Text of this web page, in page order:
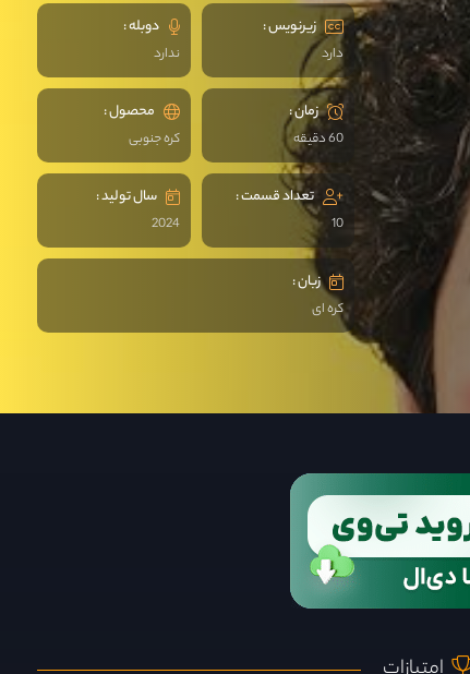
زیرنویس :
دارد
دوبله :
ندارد
زمان :
60 دقیقه
محصول :
کره جنوبی
تعداد قسمت :
10
سال تولید :
2024
زبان :
کره ای